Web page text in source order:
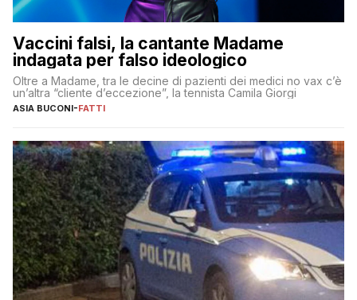
Vaccini falsi, la cantante Madame
indagata per falso ideologico
Oltre a Madame, tra le decine di pazienti dei medici no vax c’è
un’altra “cliente d’eccezione”, la tennista Camila Giorgi
ASIA BUCONI-FATTI